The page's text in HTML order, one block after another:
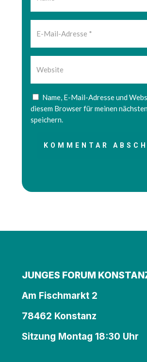
Name, E-Mail-Adresse und
diesem Browser für meinen
speichern.
KOMMENTAR
JUNGES FORUM
Am Fischmarkt 2
78462 Konstanz
Sitzung Montag 18:30 Uhr